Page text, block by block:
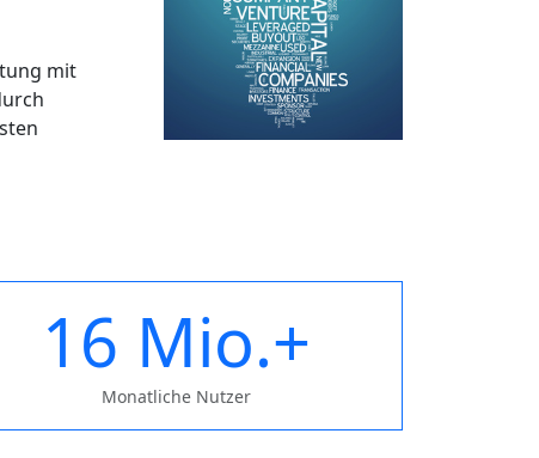
mit
16 Mio.+
Monatliche Nutzer